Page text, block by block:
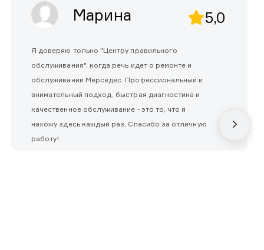
Марина 5,0
Я доверяю только "Центру правильного
обслуживания", когда речь идет о ремонте и
обслуживании Мерседес. Профессиональный и
внимательный подход, быстрая диагностика и
качественное обслуживание - это то, что я
нахожу здесь каждый раз. Спасибо за отличную
работу!